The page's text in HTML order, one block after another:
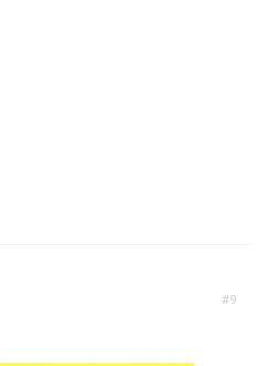
#9